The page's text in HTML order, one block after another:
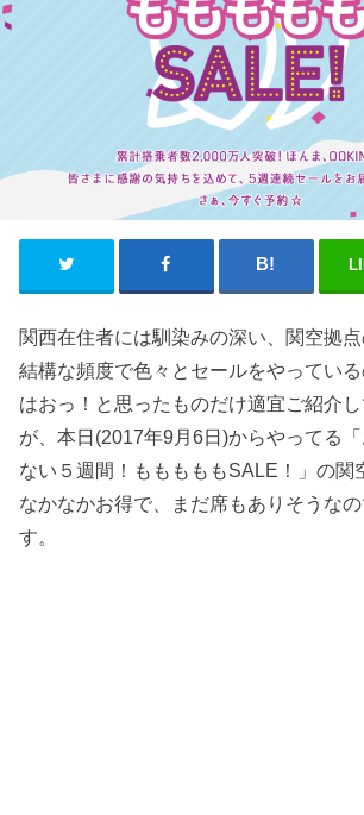
関西在住者には馴染みの深い、関空拠点
結構な頻度で色々とセールをやってい
はおっ！と思ったものだけ適宜ご紹介
が、本日(2017年9月6日)からやってる
ない５週間！もももももSALE！」の関
なかなかお得で、まだ席もありそうな
す。